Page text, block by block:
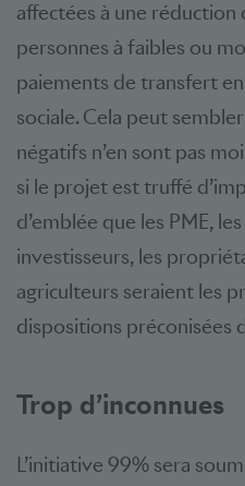
affectées à une réduction
personnes à faibles ou
paiements de transfert
sociale. Cela peut
négatifs n’en sont pas
si le projet est truffé
d’emblée que les PME,
investisseurs, les
agriculteurs seraient les
dispositions préconisées
Trop d’inconnues
L’initiative 99% sera